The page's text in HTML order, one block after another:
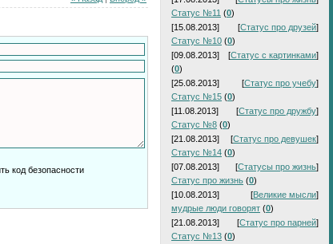
Статус №11 (0)
[15.08.2013]
[Статус про друзей]
Статус №10 (0)
[09.08.2013]
[Статус с картинками]
(0)
[25.08.2013]
[Статус про учебу]
Статус №15 (0)
[11.08.2013]
[Статус про дружбу]
Статус №8 (0)
[21.08.2013]
[Статус про девушек]
Статус №14 (0)
[07.08.2013]
[Статусы про жизнь]
Статус про жизнь (0)
[10.08.2013]
[Великие мысли]
мудрые люди говорят (0)
[21.08.2013]
[Статус про парней]
Статус №13 (0)